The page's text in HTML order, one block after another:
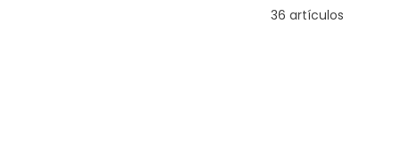
36 artículos